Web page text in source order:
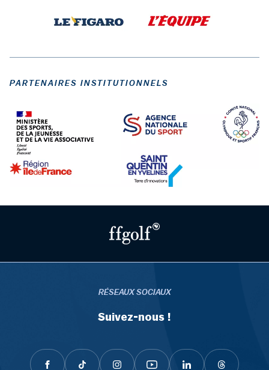
PARTENAIRES INSTITUTIONNELS
RÉSEAUX SOCIAUX
Suivez-nous !